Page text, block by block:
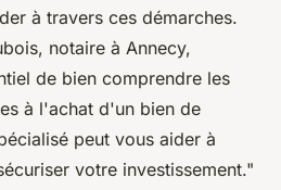
à travers ces démarches.
notaire à Annecy,
de bien comprendre les
à l'achat d'un bien de
peut vous aider à
votre investissement."